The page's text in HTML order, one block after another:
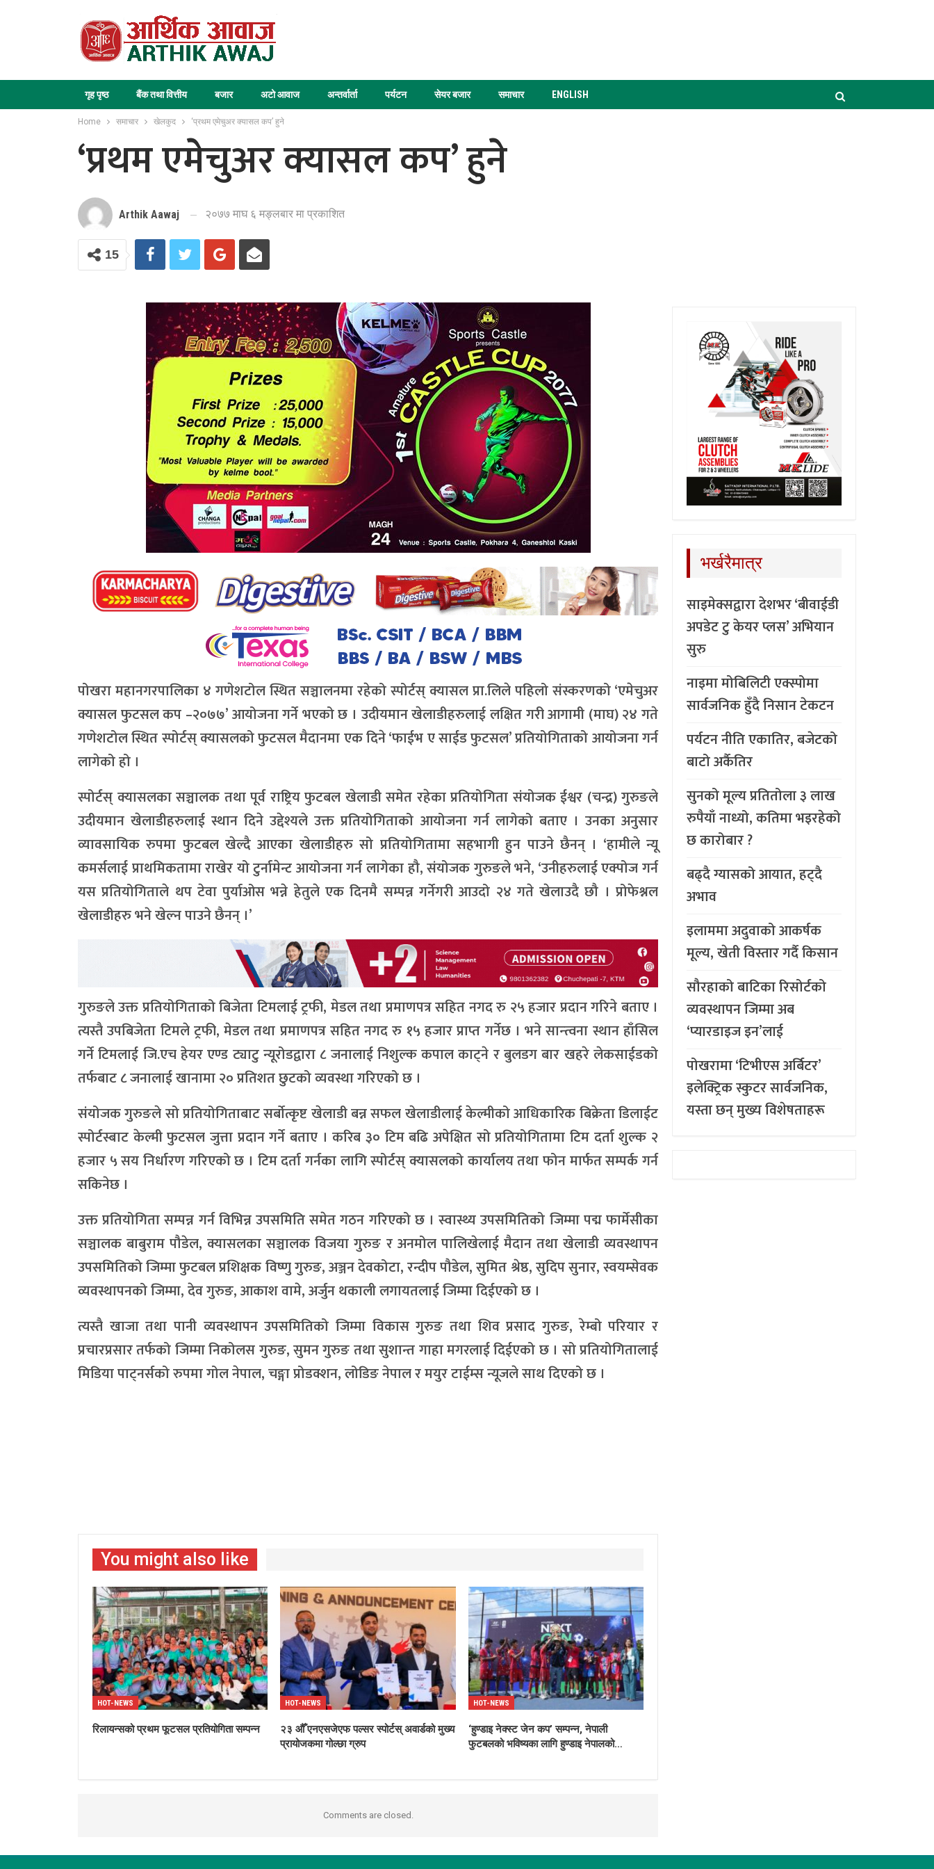
गृह पृष्ठ बैंक तथा वित्तीय बजार अटो आवाज अन्तर्वार्ता पर्यटन सेयर बजार समाचार ENGLISH
Home समाचार खेलकुद ‘प्रथम एमेचुअर क्यासल कप’ हुने
‘प्रथम एमेचुअर क्यासल कप’ हुने
Arthik Aawaj २०७७ माघ ६ मङ्लबार मा प्रकाशित
15
पोखरा महानगरपालिका ४ गणेशटोल स्थित सञ्चालनमा रहेको स्पोर्टस् क्यासल प्रा.लिले पहिलो संस्करणको ‘एमेचुअर
क्यासल फुटसल कप –२०७७’ आयोजना गर्ने भएको छ । उदीयमान खेलाडीहरुलाई लक्षित गरी आगामी (माघ) २४ गते
गणेशटोल स्थित स्पोर्टस् क्यासलको फुटसल मैदानमा एक दिने ‘फाईभ ए साईड फुटसल’ प्रतियोगिताको आयोजना गर्न
लागेको हो ।
स्पोर्टस् क्यासलका सञ्चालक तथा पूर्व राष्ट्रिय फुटबल खेलाडी समेत रहेका प्रतियोगिता संयोजक ईश्वर (चन्द्र) गुरुङले
उदीयमान खेलाडीहरुलाई स्थान दिने उद्देश्यले उक्त प्रतियोगिताको आयोजना गर्न लागेको बताए । उनका अनुसार
व्यावसायिक रुपमा फुटबल खेल्दै आएका खेलाडीहरु सो प्रतियोगितामा सहभागी हुन पाउने छैनन् । ‘हामीले न्यू
कमर्सलाई प्राथमिकतामा राखेर यो टुर्नामेन्ट आयोजना गर्न लागेका हौ, संयोजक गुरुङले भने, ‘उनीहरुलाई एक्पोज गर्न
यस प्रतियोगिताले थप टेवा पुर्याओस भन्ने हेतुले एक दिनमै सम्पन्न गर्नेगरी आउदो २४ गते खेलाउदै छौ । प्रोफेश्नल
खेलाडीहरु भने खेल्न पाउने छैनन् ।’
गुरुङले उक्त प्रतियोगिताको बिजेता टिमलाई ट्रफी, मेडल तथा प्रमाणपत्र सहित नगद रु २५ हजार प्रदान गरिने बताए ।
त्यस्तै उपबिजेता टिमले ट्रफी, मेडल तथा प्रमाणपत्र सहित नगद रु १५ हजार प्राप्त गर्नेछ । भने सान्त्वना स्थान हाँसिल
गर्ने टिमलाई जि.एच हेयर एण्ड ट्याटु न्यूरोडद्वारा ८ जनालाई निशुल्क कपाल काट्ने र बुलडग बार खहरे लेकसाईडको
तर्फबाट ८ जनालाई खानामा २० प्रतिशत छुटको व्यवस्था गरिएको छ ।
संयोजक गुरुङले सो प्रतियोगिताबाट सर्बाेत्कृष्ट खेलाडी बन्न सफल खेलाडीलाई केल्मीको आधिकारिक बिक्रेता डिलाईट
स्पोर्टस्बाट केल्मी फुटसल जुत्ता प्रदान गर्ने बताए । करिब ३० टिम बढि अपेक्षित सो प्रतियोगितामा टिम दर्ता शुल्क २
हजार ५ सय निर्धारण गरिएको छ । टिम दर्ता गर्नका लागि स्पोर्टस् क्यासलको कार्यालय तथा फोन मार्फत सम्पर्क गर्न
सकिनेछ ।
उक्त प्रतियोगिता सम्पन्न गर्न विभिन्न उपसमिति समेत गठन गरिएको छ । स्वास्थ्य उपसमितिको जिम्मा पद्म फार्मेसीका
सञ्चालक बाबुराम पौडेल, क्यासलका सञ्चालक विजया गुरुङ र अनमोल पालिखेलाई मैदान तथा खेलाडी व्यवस्थापन
उपसमितिको जिम्मा फुटबल प्रशिक्षक विष्णु गुरुङ, अञ्जन देवकोटा, रन्दीप पौडेल, सुमित श्रेष्ठ, सुदिप सुनार, स्वयम्सेवक
व्यवस्थापनको जिम्मा, देव गुरुङ, आकाश वामे, अर्जुन थकाली लगायतलाई जिम्मा दिईएको छ ।
त्यस्तै खाजा तथा पानी व्यवस्थापन उपसमितिको जिम्मा विकास गुरुङ तथा शिव प्रसाद गुरुङ, रेम्बो परियार र
प्रचारप्रसार तर्फको जिम्मा निकोलस गुरुङ, सुमन गुरुङ तथा सुशान्त गाहा मगरलाई दिईएको छ । सो प्रतियोगितालाई
मिडिया पाट्नर्सको रुपमा गोल नेपाल, चङ्गा प्रोडक्शन, लोडिङ नेपाल र मयुर टाईम्स न्यूजले साथ दिएको छ ।
You might also like
HOT-NEWS
रिलायन्सको प्रथम फूटसल प्रतियोगिता सम्पन्न
HOT-NEWS
२३ औँ एनएसजेएफ पल्सर स्पोर्टस् अवार्डको मुख्य
प्रायोजकमा गोल्छा ग्रुप
HOT-NEWS
‘हुण्डाइ नेक्स्ट जेन कप’ सम्पन्न, नेपाली
फुटबलको भविष्यका लागि हुण्डाइ नेपालको…
Comments are closed.
भर्खरैमात्र
साइमेक्सद्वारा देशभर ‘बीवाईडी
अपडेट टु केयर प्लस’ अभियान
सुरु
नाइमा मोबिलिटी एक्स्पोमा
सार्वजनिक हुँदै निसान टेकटन
पर्यटन नीति एकातिर, बजेटको
बाटो अर्कैतिर
सुनको मूल्य प्रतितोला ३ लाख
रुपैयाँ नाध्यो, कतिमा भइरहेको
छ कारोबार ?
बढ्दै ग्यासको आयात, हट्दै
अभाव
इलाममा अदुवाको आकर्षक
मूल्य, खेती विस्तार गर्दै किसान
सौरहाको बाटिका रिसोर्टको
व्यवस्थापन जिम्मा अब
‘प्यारडाइज इन’लाई
पोखरामा ‘टिभीएस अर्बिटर’
इलेक्ट्रिक स्कुटर सार्वजनिक,
यस्ता छन् मुख्य विशेषताहरू